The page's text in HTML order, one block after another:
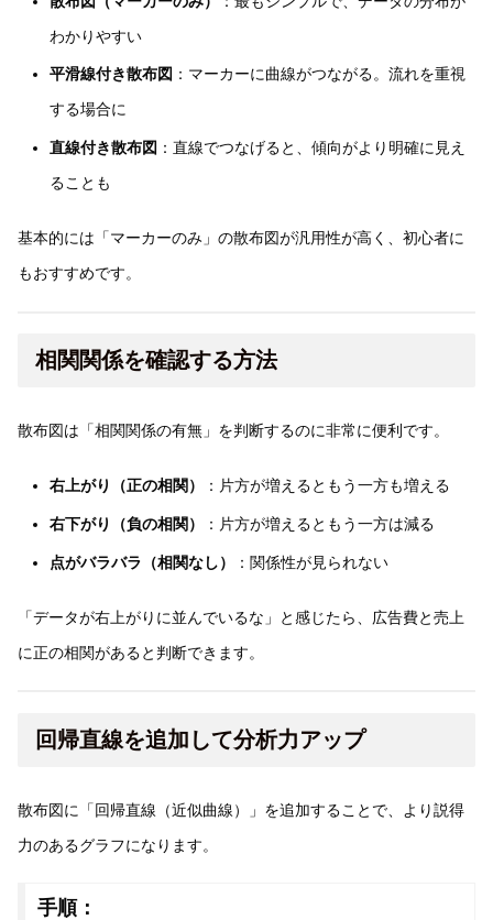
わかりやすい
平滑線付き散布図 ：マーカーに曲線がつながる。流れを重視
する場合に
直線付き散布図 ：直線でつなげると、傾向がより明確に見え
ることも
基本的には「マーカーのみ」の散布図が汎用性が高く、初心者に
もおすすめです。
相関関係を確認する方法
散布図は「相関関係の有無」を判断するのに非常に便利です。
右上がり（正の相関） ：片方が増えるともう一方も増える
右下がり（負の相関） ：片方が増えるともう一方は減る
点がバラバラ（相関なし） ：関係性が見られない
「データが右上がりに並んでいるな」と感じたら、広告費と売上
に正の相関があると判断できます。
回帰直線を追加して分析力アップ
散布図に「回帰直線（近似曲線）」を追加することで、より説得
力のあるグラフになります。
手順：